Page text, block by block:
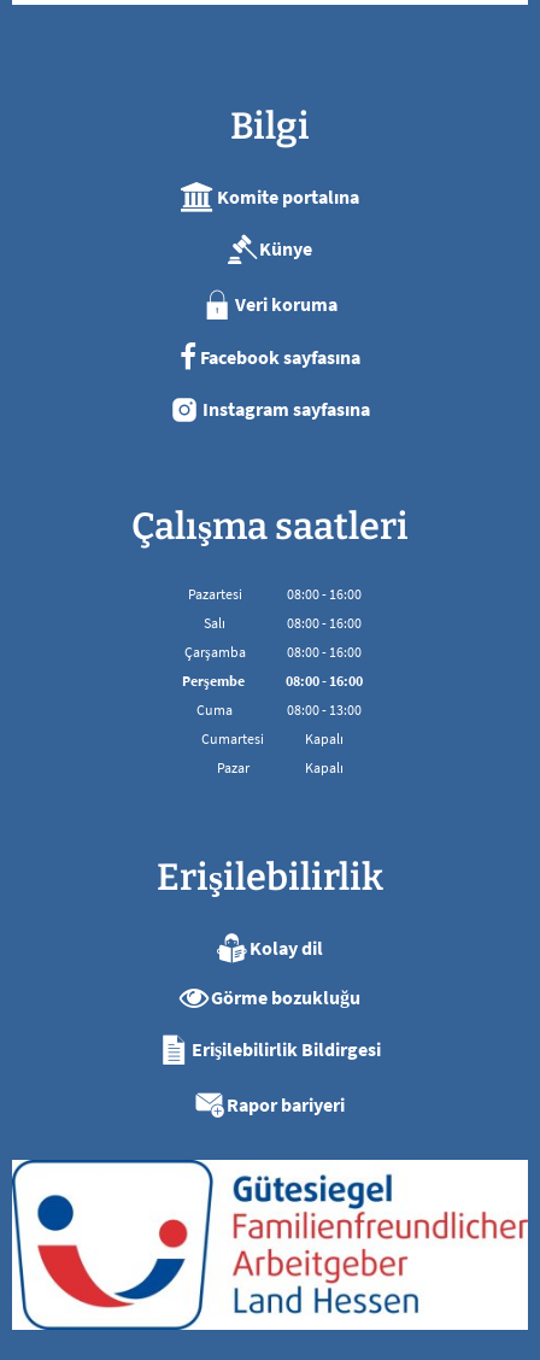
Bilgi
Komite portalına
Künye
Veri koruma
Facebook sayfasına
Instagram sayfasına
Çalışma saatleri
Pazartesi 08:00- 16:00
08:00'den 16:00'ya kadar
Salı 08:00- 16:00
08:00'den 16:00'ya kadar
Çarşamba 08:00- 16:00
08:00'den 16:00'ya kadar
Perşembe 08:00-16:00
08:00'den 16:00'ya kadar
Cuma 08:00- 13:00
08:00 - 13:00 arası
Cumartesi
Kapalı
Pazar
Kapalı
Erişilebilirlik
Kolay dil
Görme bozukluğu
Erişilebilirlik Bildirgesi
Rapor bariyeri